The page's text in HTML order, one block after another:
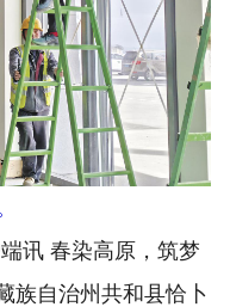
讯 春染高原，筑梦
族自治州共和县恰卜